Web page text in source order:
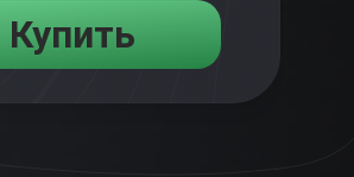
Купить